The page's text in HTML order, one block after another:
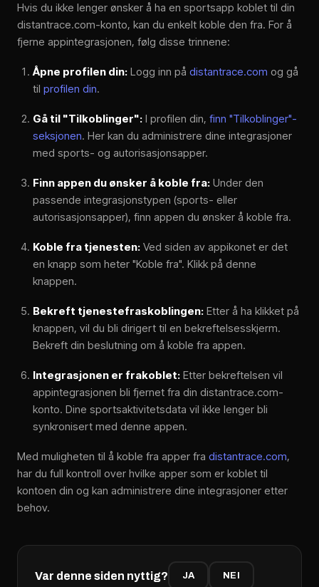
Hvis du ikke lenger ønsker å ha en sportsapp koblet til din
distantrace.com-konto, kan du enkelt koble den fra. For å
fjerne appintegrasjonen, følg disse trinnene:
Åpne profilen din: Logg inn på distantrace.com og gå
til profilen din.
Gå til "Tilkoblinger": I profilen din, finn "Tilkoblinger"-
seksjonen. Her kan du administrere dine integrasjoner
med sports- og autorisasjonsapper.
Finn appen du ønsker å koble fra: Under den
passende integrasjonstypen (sports- eller
autorisasjonsapper), finn appen du ønsker å koble fra.
Koble fra tjenesten: Ved siden av appikonet er det
en knapp som heter "Koble fra". Klikk på denne
knappen.
Bekreft tjenestefraskoblingen: Etter å ha klikket på
knappen, vil du bli dirigert til en bekreftelsesskjerm.
Bekreft din beslutning om å koble fra appen.
Integrasjonen er frakoblet: Etter bekreftelsen vil
appintegrasjonen bli fjernet fra din distantrace.com-
konto. Dine sportsaktivitetsdata vil ikke lenger bli
synkronisert med denne appen.
Med muligheten til å koble fra apper fra distantrace.com,
har du full kontroll over hvilke apper som er koblet til
kontoen din og kan administrere dine integrasjoner etter
behov.
Var denne siden nyttig? JA NEI